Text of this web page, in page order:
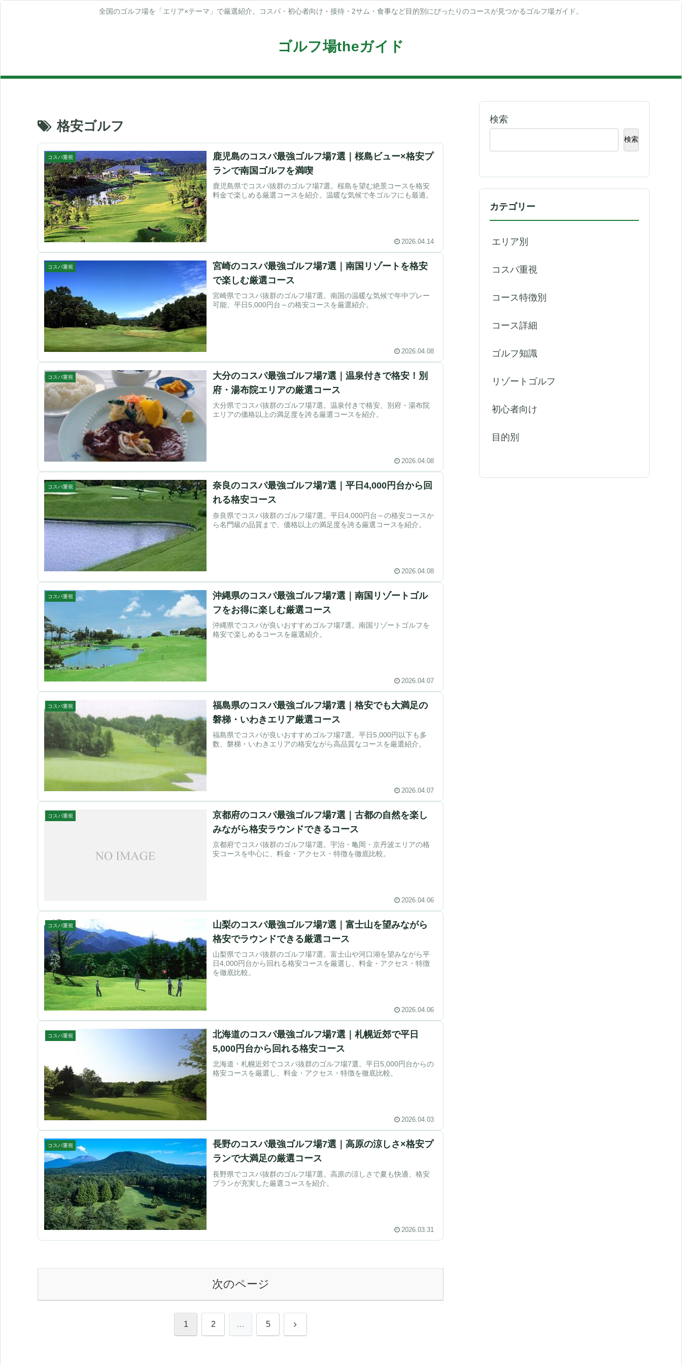
全国のゴルフ場を「エリア×テーマ」で厳選紹介。コスパ・初心者向け・接待・2サム・食事など目的別にぴったりのコースが見つかるゴルフ場ガイド。
ゴルフ場theガイド
格安ゴルフ
コスパ重視
鹿児島のコスパ最強ゴルフ場7選｜桜島ビュー×格安プ
ランで南国ゴルフを満喫
鹿児島県でコスパ抜群のゴルフ場7選。桜島を望む絶景コースを格安
料金で楽しめる厳選コースを紹介。温暖な気候で冬ゴルフにも最適。
2026.04.14
コスパ重視
宮崎のコスパ最強ゴルフ場7選｜南国リゾートを格安
で楽しむ厳選コース
宮崎県でコスパ抜群のゴルフ場7選。南国の温暖な気候で年中プレー
可能、平日5,000円台～の格安コースを厳選紹介。
2026.04.08
コスパ重視
大分のコスパ最強ゴルフ場7選｜温泉付きで格安！別
府・湯布院エリアの厳選コース
大分県でコスパ抜群のゴルフ場7選。温泉付きで格安、別府・湯布院
エリアの価格以上の満足度を誇る厳選コースを紹介。
2026.04.08
コスパ重視
奈良のコスパ最強ゴルフ場7選｜平日4,000円台から回
れる格安コース
奈良県でコスパ抜群のゴルフ場7選。平日4,000円台～の格安コースか
ら名門級の品質まで、価格以上の満足度を誇る厳選コースを紹介。
2026.04.08
コスパ重視
沖縄県のコスパ最強ゴルフ場7選｜南国リゾートゴル
フをお得に楽しむ厳選コース
沖縄県でコスパが良いおすすめゴルフ場7選。南国リゾートゴルフを
格安で楽しめるコースを厳選紹介。
2026.04.07
コスパ重視
福島県のコスパ最強ゴルフ場7選｜格安でも大満足の
磐梯・いわきエリア厳選コース
福島県でコスパが良いおすすめゴルフ場7選。平日5,000円以下も多
数、磐梯・いわきエリアの格安ながら高品質なコースを厳選紹介。
2026.04.07
コスパ重視
京都府のコスパ最強ゴルフ場7選｜古都の自然を楽し
みながら格安ラウンドできるコース
京都府でコスパ抜群のゴルフ場7選。宇治・亀岡・京丹波エリアの格
安コースを中心に、料金・アクセス・特徴を徹底比較。
2026.04.06
コスパ重視
山梨のコスパ最強ゴルフ場7選｜富士山を望みながら
格安でラウンドできる厳選コース
山梨県でコスパ抜群のゴルフ場7選。富士山や河口湖を望みながら平
日4,000円台から回れる格安コースを厳選し、料金・アクセス・特徴
を徹底比較。
2026.04.06
コスパ重視
北海道のコスパ最強ゴルフ場7選｜札幌近郊で平日
5,000円台から回れる格安コース
北海道・札幌近郊でコスパ抜群のゴルフ場7選。平日5,000円台からの
格安コースを厳選し、料金・アクセス・特徴を徹底比較。
2026.04.03
コスパ重視
長野のコスパ最強ゴルフ場7選｜高原の涼しさ×格安プ
ランで大満足の厳選コース
長野県でコスパ抜群のゴルフ場7選。高原の涼しさで夏も快適、格安
プランが充実した厳選コースを紹介。
2026.03.31
次のページ
1 2 … 5 次
検索
検索
カテゴリー
エリア別
コスパ重視
コース特徴別
コース詳細
ゴルフ知識
リゾートゴルフ
初心者向け
目的別